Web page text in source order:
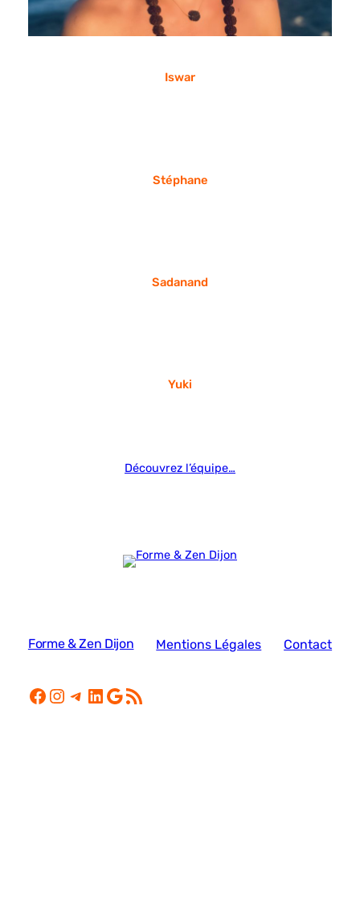
Iswar
Stéphane
Sadanand
Yuki
Découvrez l’équipe…
Forme & Zen Dijon Mentions Légales Contact
Facebook
Instagram
Telegram
LinkedIn
Google
Flux RSS